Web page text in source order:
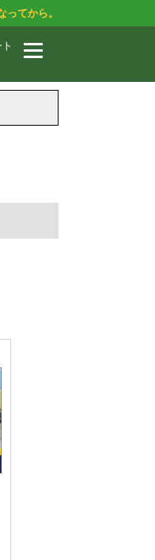
てから。